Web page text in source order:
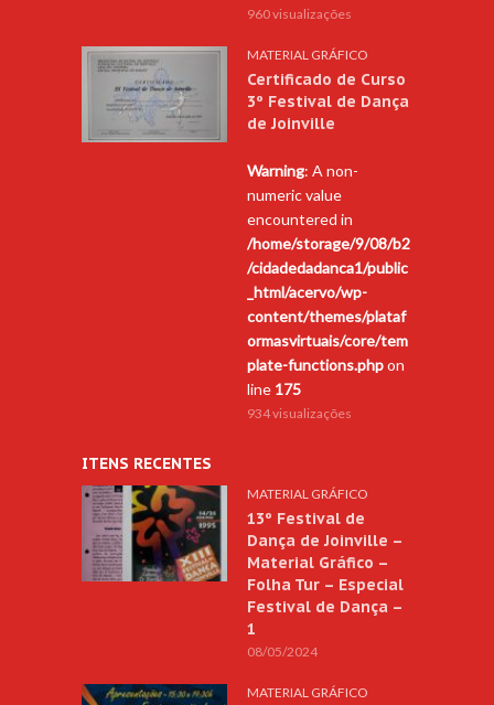
960 visualizações
MATERIAL GRÁFICO
Certificado de Curso
3º Festival de Dança
de Joinville
Warning: A non-
numeric value
encountered in
/home/storage/9/08/b2
/cidadedadanca1/public
_html/acervo/wp-
content/themes/plataf
ormasvirtuais/core/tem
plate-functions.phpon
line 175
934 visualizações
ITENS RECENTES
MATERIAL GRÁFICO
13º Festival de
Dança de Joinville –
Material Gráfico –
Folha Tur – Especial
Festival de Dança –
1
08/05/2024
MATERIAL GRÁFICO